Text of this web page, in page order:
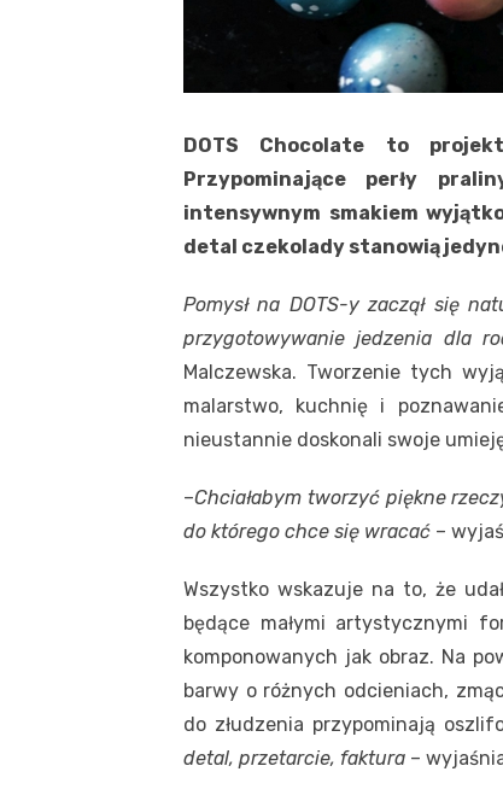
DOTS Chocolate to
Przypominające perły
intensywnym smakiem
detal czekolady stanowią
Pomysł na DOTS-y zaczął się
przygotowywanie jedzenia dla
Malczewska. Tworzenie tych
malarstwo, kuchnię i
nieustannie doskonali swoje
–Chciałabym tworzyć piękne
do którego chce się wracać –
Wszystko wskazuje na to, że
będące małymi artystycznymi
komponowanych jak obraz. Na
barwy o różnych odcieniach,
do złudzenia przypominają
detal, przetarcie, faktura –